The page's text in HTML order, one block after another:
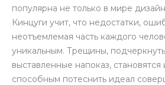
популярна не только в мире
Кинцуги учит, что недостатки,
неотъемлемая часть каждого
уникальным. Трещины,
выставленные напоказ, становятся
способным потеснить идеал